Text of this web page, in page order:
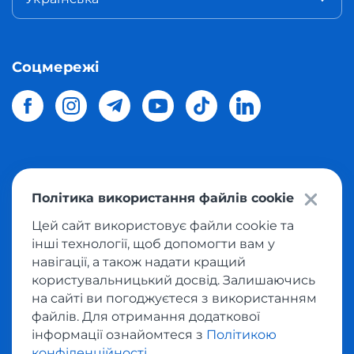
Соцмережі
магазинів світу в Україну.Всі права захищені
Політика конфіденційності
Публічна оферта
Умови користування сервісом викупу товарів
Політика використання файлів cookie
Цей сайт використовує файли cookie та
інші технології, щоб допомогти вам у
навігації, а також надати кращий
користувальницький досвід. Залишаючись
на сайті ви погоджуєтеся з використанням
файлів. Для отримання додаткової
інформації ознайомтеся з Політикою